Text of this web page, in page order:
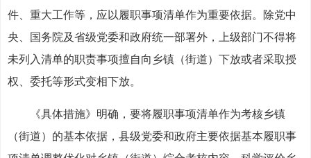
件、重大工作等，应以履职事项清单作为重要依据。除党中
央、国务院及省级党委和政府统一部署外，上级部门不得将
未列入清单的职责事项擅自向乡镇（街道）下放或者采取授
权、委托等形式变相下放。
《具体措施》明确，要将履职事项清单作为考核乡镇
（街道）的基本依据，县级党委和政府主要依据基本履职事